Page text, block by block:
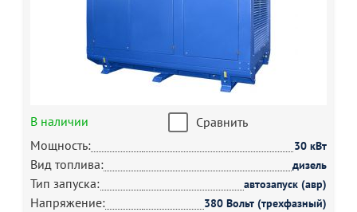
В наличии
Сравнить
Мощность:
30 кВт
Вид топлива: дизель
Тип запуска: автозапуск (авр)
Напряжение: 380 Вольт (трехфазный)